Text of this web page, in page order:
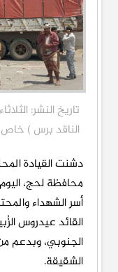
الناقد برس ) خاص
دشنت القيادة
محافظة لحج، اليوم
أسر الشهداء
القائد عيدروس
الجنوبي، وبدعم من
الشقيقة.